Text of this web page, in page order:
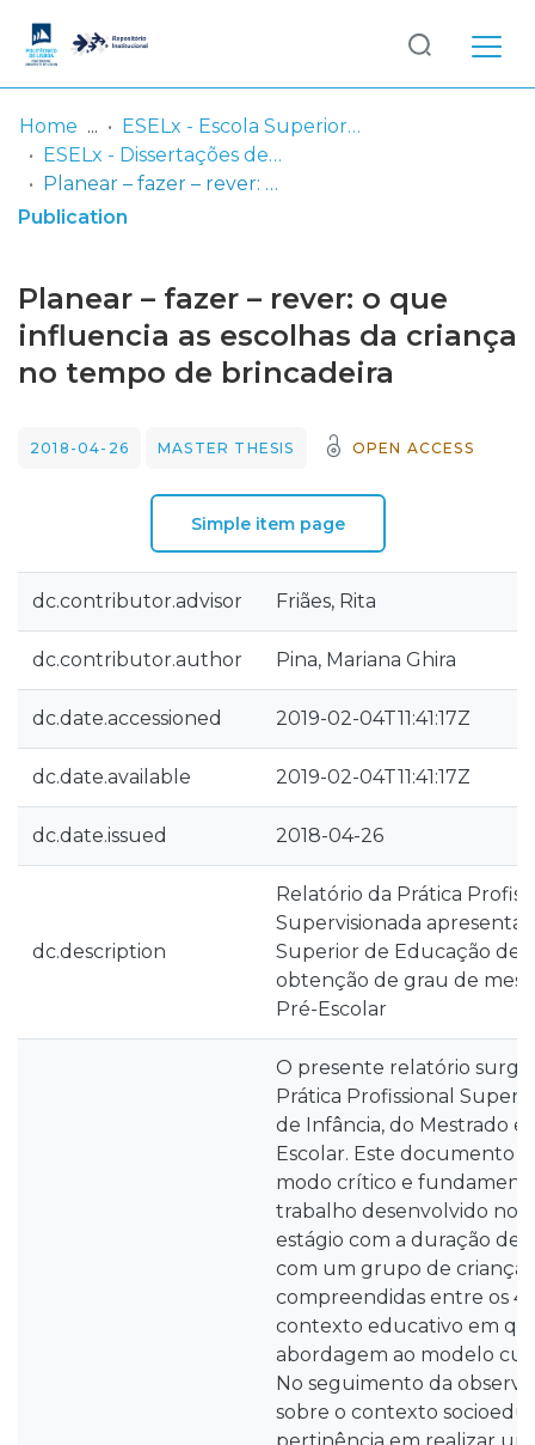
Communities
& Collections
Statistics
Log
In
Home
ESELx - Escola Superior de Educação de Lisboa
ESELx - Dissertações de Mestrado
Planear – fazer – rever: o que influencia as escolhas da criança no tempo de brincadeira
Publication
Planear – fazer – rever: o que
influencia as escolhas da criança
no tempo de brincadeira
2018-04-26 MASTER THESIS OPEN ACCESS
Simple item page
dc.contributor.advisor Friães, Rita
dc.contributor.author Pina, Mariana Ghira
dc.date.accessioned 2019-02-04T11:41:17Z
dc.date.available 2019-02-04T11:41:17Z
dc.date.issued 2018-04-26
dc.description
Relatório da Prática
Supervisionada
Superior de Educação de
obtenção de grau de
Pré-­Escolar
O presente relatório
Prática Profissional
de Infância, do Mestrado
Escolar. Este documento
modo crítico e
trabalho desenvolvido no
estágio com a duração de
com um grupo de
compreendidas entre os 4
contexto educativo em
abordagem ao modelo
No seguimento da
sobre o contexto